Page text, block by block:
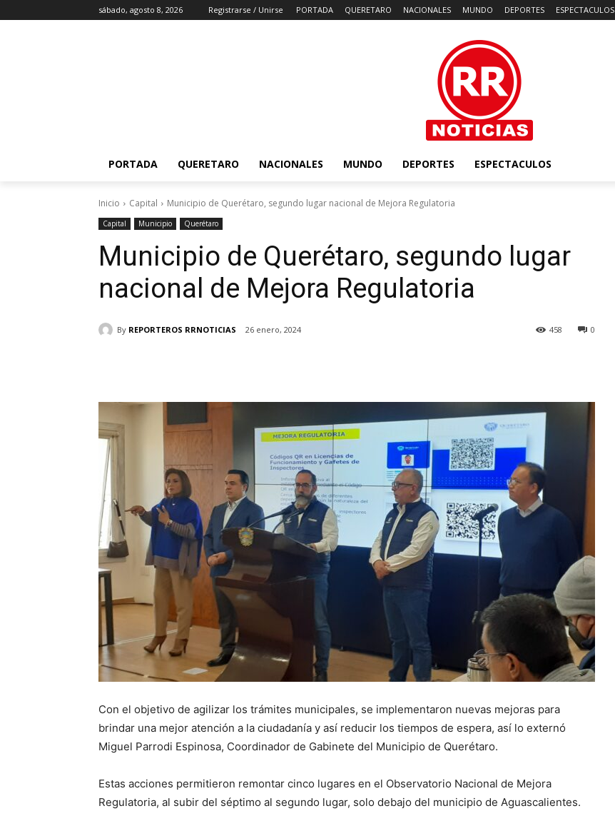
sábado, agosto 8, 2026 Registrarse / Unirse PORTADA QUERETARO NACIONALES MUNDO DEPORTES ESPECTACULOS
PORTADA QUERETARO NACIONALES MUNDO DEPORTES ESPECTACULOS
Inicio Capital Municipio de Querétaro, segundo lugar nacional de Mejora Regulatoria
Capital Municipio Querétaro
Municipio de Querétaro, segundo lugar
nacional de Mejora Regulatoria
By REPORTEROS RRNOTICIAS 26 enero, 2024 0
458
Con el objetivo de agilizar los trámites municipales, se implementaron nuevas mejoras para
brindar una mejor atención a la ciudadanía y así reducir los tiempos de espera, así lo externó
Miguel Parrodi Espinosa, Coordinador de Gabinete del Municipio de Querétaro.
Estas acciones permitieron remontar cinco lugares en el Observatorio Nacional de Mejora
Regulatoria, al subir del séptimo al segundo lugar, solo debajo del municipio de Aguascalientes.